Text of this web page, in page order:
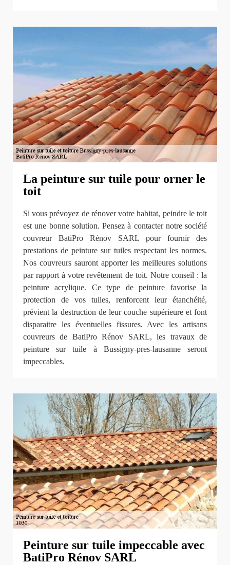
La peinture sur tuile pour orner le
toit
Si vous prévoyez de rénover votre habitat, peindre le toit
est une bonne solution. Pensez à contacter notre société
couvreur BatiPro Rénov SARL pour fournir des
prestations de peinture sur tuiles respectant les normes.
Nos couvreurs sauront apporter les meilleures solutions
par rapport à votre revêtement de toit. Notre conseil : la
peinture acrylique. Ce type de peinture favorise la
protection de vos tuiles, renforcent leur étanchéité,
prévient la destruction de leur couche supérieure et font
disparaitre les éventuelles fissures. Avec les artisans
couvreurs de BatiPro Rénov SARL, les travaux de
peinture sur tuile à Bussigny-pres-lausanne seront
impeccables.
Peinture sur tuile impeccable avec
BatiPro Rénov SARL